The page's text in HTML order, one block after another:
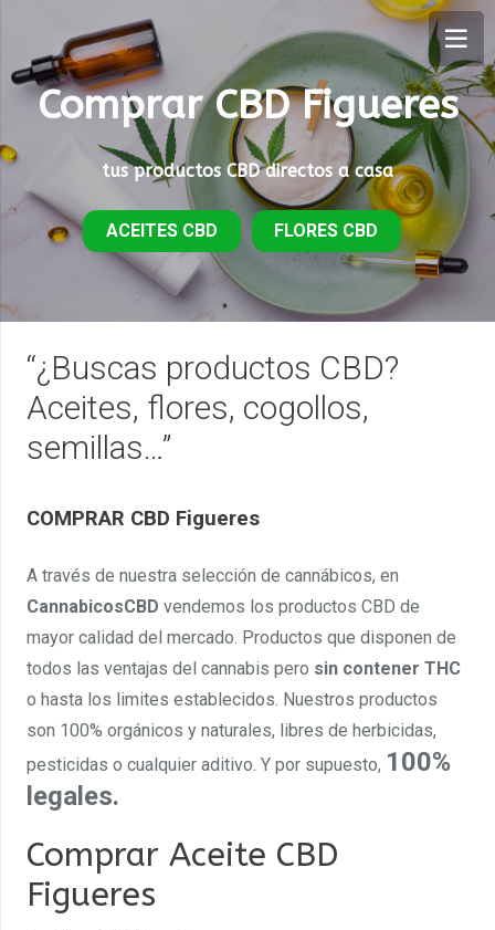
Comprar CBD Figueres
tus productos CBD directos a casa
ACEITES CBD FLORES CBD
“¿Buscas productos CBD?
Aceites, flores, cogollos,
semillas…”
COMPRAR CBD Figueres
A través de nuestra selección de cannábicos, en
CannabicosCBD vendemos los productos CBD de
mayor calidad del mercado. Productos que disponen de
todos las ventajas del cannabis pero sin contener THC
o hasta los limites establecidos. Nuestros productos
son 100% orgánicos y naturales, libres de herbicidas,
pesticidas o cualquier aditivo. Y por supuesto, 100%
legales.
Comprar Aceite CBD
Figueres